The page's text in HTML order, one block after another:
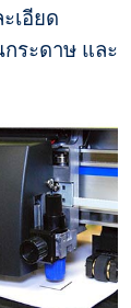
เอียด
ระดาษ และ